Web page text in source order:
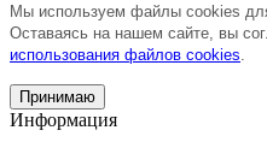
Мы используем файлы cookies
Оставаясь на нашем сайте, вы
использования файлов cookies
Принимаю
Информация